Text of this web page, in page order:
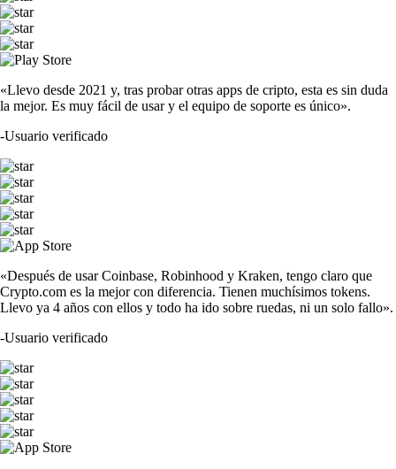
«Llevo desde 2021 y, tras probar otras apps de cripto, esta es sin duda
la mejor. Es muy fácil de usar y el equipo de soporte es único».
-Usuario verificado
«Después de usar Coinbase, Robinhood y Kraken, tengo claro que
Crypto.com es la mejor con diferencia. Tienen muchísimos tokens.
Llevo ya 4 años con ellos y todo ha ido sobre ruedas, ni un solo fallo».
-Usuario verificado